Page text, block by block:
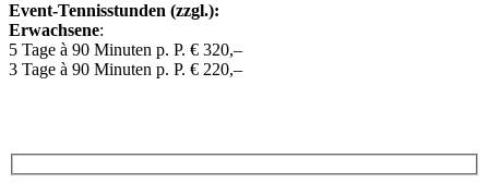
Event-Tennisstunden (zzgl.):
Erwachsene:
5 Tage à 90 Minuten p. P. € 320,–
3 Tage à 90 Minuten p. P. € 220,–